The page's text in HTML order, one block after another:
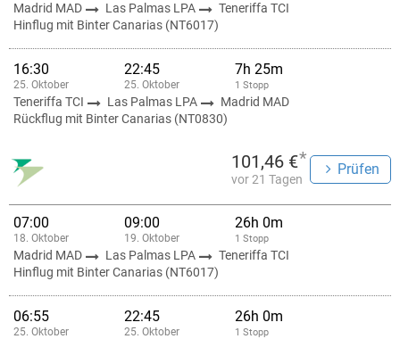
Madrid MAD Las Palmas LPA
Teneriffa TCI
Hinflug mit Binter Canarias (NT6017)
16:30
25. Oktober
22:45
25. Oktober
7h 25m
1 Stopp
Teneriffa TCI Las Palmas LPA
Madrid MAD
Rückflug mit Binter Canarias (NT0830)
101,46 €*
vor 21 Tagen
Prüfen
07:00
18. Oktober
09:00
19. Oktober
26h 0m
1 Stopp
Madrid MAD Las Palmas LPA
Teneriffa TCI
Hinflug mit Binter Canarias (NT6017)
06:55
25. Oktober
22:45
25. Oktober
26h 0m
1 Stopp